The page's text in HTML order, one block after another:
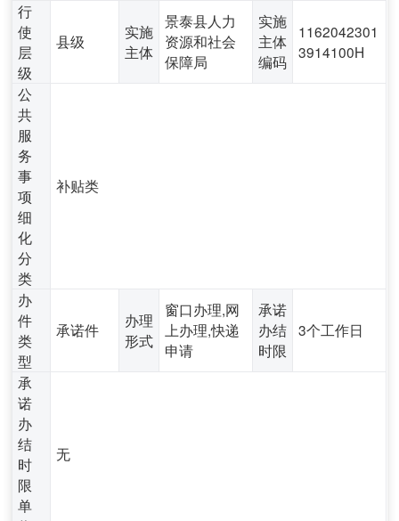
行
使
层
级
县级
实施
主体
景泰县人力
资源和社会
保障局
实施
主体
编码
1162042301
3914100H
公
共
服
务
事
项
细
化
分
类
补贴类
办
件
类
型
承诺件
办理
形式
窗口办理,网
上办理,快递
申请
承诺
办结
时限
3个工作日
承
诺
办
结
时
限
单
无